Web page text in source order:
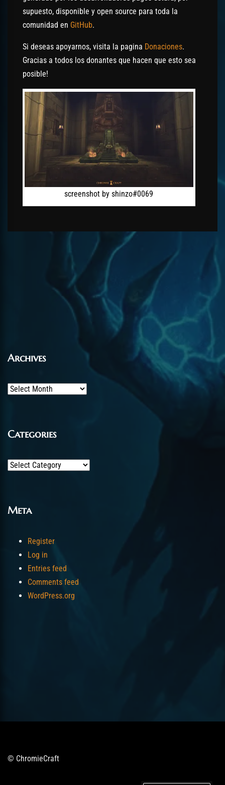
supuesto, disponible y open source para toda la
comunidad en GitHub.
Si deseas apoyarnos, visita la pagina Donaciones.
Gracias a todos los donantes que hacen que esto sea
posible!
screenshot by shinzo#0069
Archives
Archives
Categories
Categories
Meta
Register
Log in
Entries feed
Comments feed
WordPress.org
© ChromieCraft